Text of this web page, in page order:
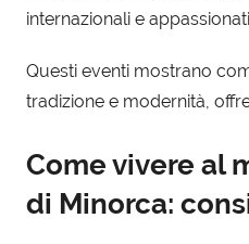
internazionali e
Questi eventi mostrano
tradizione e modernità,
Come vivere al
di Minorca: